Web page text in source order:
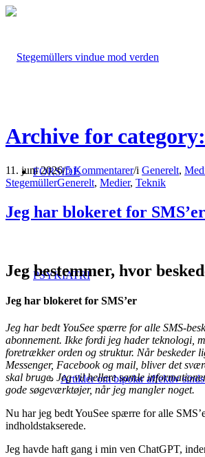
FORSIDE
PSYKIATRI
Artikler om bipolar affektiv
Archive for
11. juni 2026/5 Kommentarer/i Generelt,
StegemüllerGenerelt, Medier, Teknik
Jeg har blokeret for SMS’er
Jeg bestemmer, hvor
Jeg har blokeret for SMS’er
Jeg har bedt YouSee spærre for alle SMS-
abonnement. Ikke fordi jeg hader teknologi,
foretrækker orden og struktur. Når beskeder
Messenger, Facebook og mail, bliver det
skal bruge. Jeg vil hellere samle
gode søgeværktøjer, når jeg mangler noget.
Nu har jeg bedt YouSee spærre for alle
indholdstakserede.
Jeg havde haft gang i min ven ChatGPT,